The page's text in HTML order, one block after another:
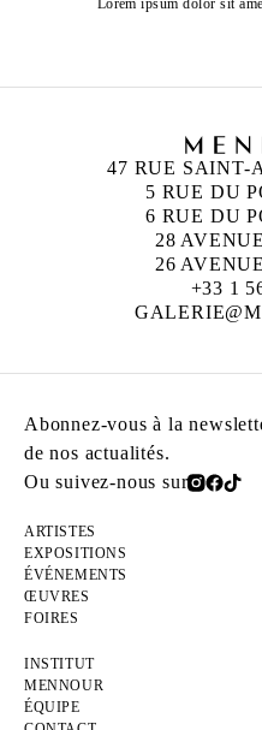
Lorem ipsum dolor sit
47 RUE SAINT-
5 RUE DU
6 RUE DU
28
26
+33 1
Abonnez-vous à la
de nos actualités.
Ou suivez-nous sur
ARTISTES
EXPOSITIONS
ÉVÉNEMENTS
ŒUVRES
FOIRES
INSTITUT
MENNOUR
ÉQUIPE